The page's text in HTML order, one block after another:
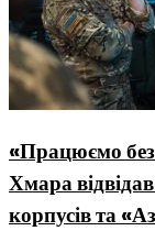
«Працюємо
Хмара
корпусів та